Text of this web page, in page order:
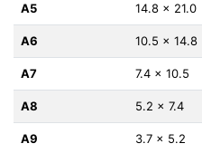
A5 14.8 x 21.0
A6 10.5 x 14.8
A7 7.4 x 10.5
A8 5.2 x 7.4
A9 3.7 x 5.2